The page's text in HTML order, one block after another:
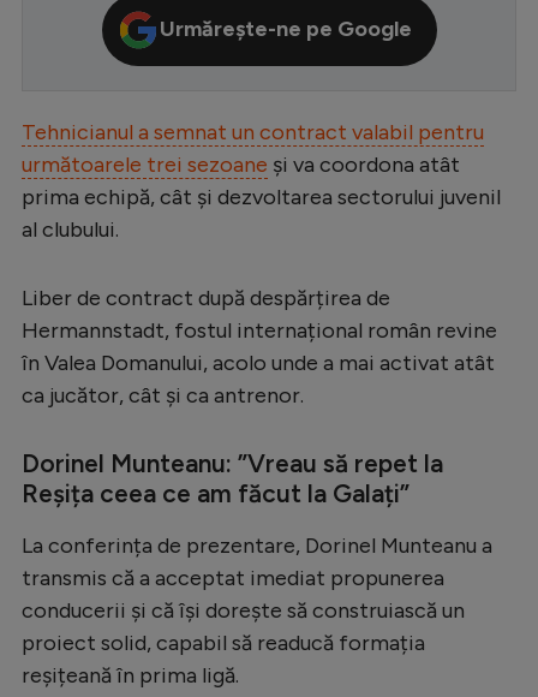
CM 2026
Premier League
Serie A
Bundesliga
Campionate
Starurile fotbalului
EURO 2024
Clasamente
Handbal
Natație
Urmărește-ne pe Google
Tehnicianul a semnat un contract valabil pentru
următoarele trei sezoane și va coordona atât
prima echipă, cât și dezvoltarea sectorului juvenil
al clubului.
Liber de contract după despărțirea de
Hermannstadt, fostul internațional român revine
în Valea Domanului, acolo unde a mai activat atât
ca jucător, cât și ca antrenor.
Dorinel Munteanu: ”Vreau să repet la
Reșița ceea ce am făcut la Galați”
La conferința de prezentare, Dorinel Munteanu a
transmis că a acceptat imediat propunerea
conducerii și că își dorește să construiască un
proiect solid, capabil să readucă formația
reșițeană în prima ligă.